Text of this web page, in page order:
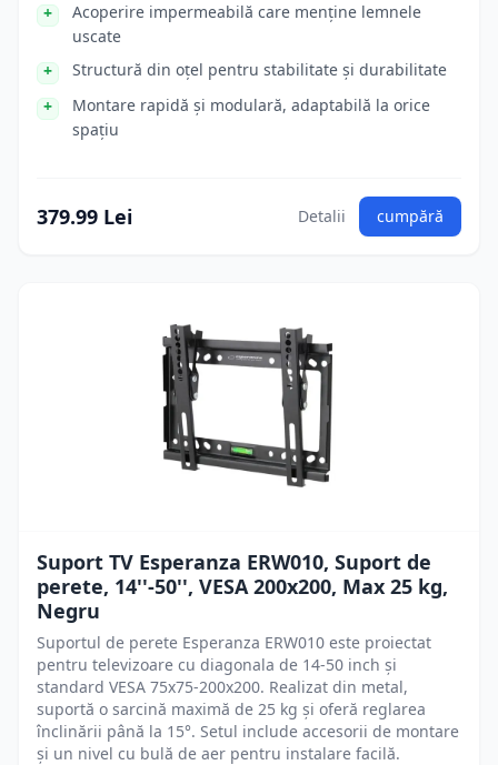
Acoperire impermeabilă care menține lemnele
uscate
Structură din oțel pentru stabilitate și durabilitate
Montare rapidă și modulară, adaptabilă la orice
spațiu
379.99 Lei Detalii cumpără
Suport TV Esperanza ERW010, Suport de
perete, 14''-50'', VESA 200x200, Max 25 kg,
Negru
Suportul de perete Esperanza ERW010 este proiectat
pentru televizoare cu diagonala de 14-50 inch și
standard VESA 75x75-200x200. Realizat din metal,
suportă o sarcină maximă de 25 kg și oferă reglarea
înclinării până la 15°. Setul include accesorii de montare
și un nivel cu bulă de aer pentru instalare facilă.